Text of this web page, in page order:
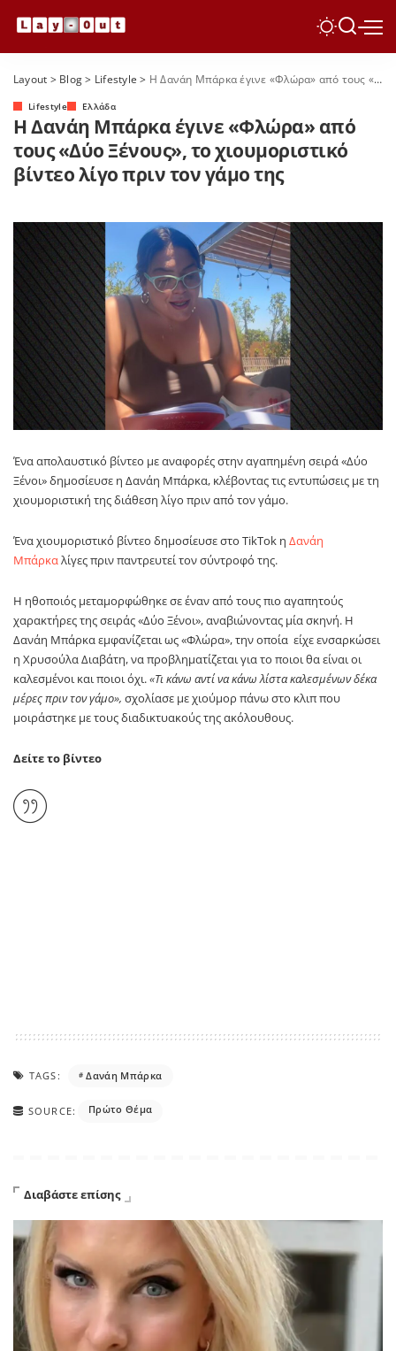
Layout > Blog> Lifestyle > Η Δανάη Μπάρκα έγινε «Φλώρα» από τους «Δύο Ξένους», το χιουμοριστικό βίντεο λίγο πριν τον γάμο της
Lifestyle Ελλάδα
Η Δανάη Μπάρκα έγινε «Φλώρα» από
τους «Δύο Ξένους», το χιουμοριστικό
βίντεο λίγο πριν τον γάμο της
Ένα απολαυστικό βίντεο με αναφορές στην αγαπημένη σειρά «Δύο
Ξένοι» δημοσίευσε η Δανάη Μπάρκα, κλέβοντας τις εντυπώσεις με τη
χιουμοριστική της διάθεση λίγο πριν από τον γάμο.
Ένα χιουμοριστικό βίντεο δημοσίευσε στο TikTok η Δανάη
Μπάρκαλίγες πριν παντρευτεί τον σύντροφό της.
Η ηθοποιός μεταμορφώθηκε σε έναν από τους πιο αγαπητούς
χαρακτήρες της σειράς «Δύο Ξένοι», αναβιώνοντας μία σκηνή. Η
Δανάη Μπάρκα εμφανίζεται ως «Φλώρα», την οποία είχε ενσαρκώσει
η Χρυσούλα Διαβάτη, να προβληματίζεται για το ποιοι θα είναι οι
καλεσμένοι και ποιοι όχι.«Τι κάνω αντί να κάνω λίστα καλεσμένων δέκα
μέρες πριν τον γάμο», σχολίασε με χιούμορ πάνω στο κλιπ που
μοιράστηκε με τους διαδικτυακούς της ακόλουθους.
Δείτε το βίντεο
TAGS: Δανάη Μπάρκα
SOURCE: Πρώτο Θέμα
Διαβάστε επίσης